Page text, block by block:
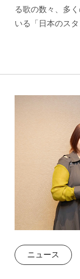
る歌の数々、多
いる「日本のス
ニュース